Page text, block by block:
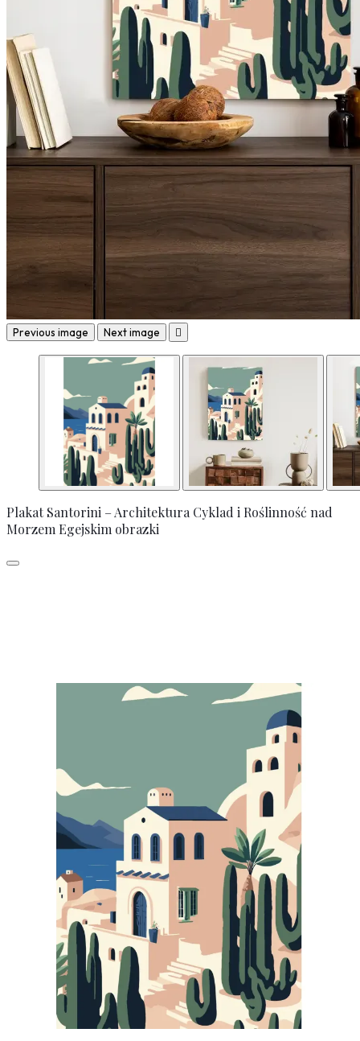
Previous image Next image 
Plakat Santorini – Architektura Cyklad i Roślinność nad
Morzem Egejskim obrazki